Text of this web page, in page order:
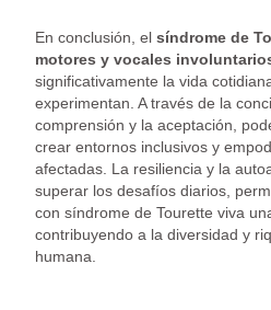
En conclusión, elsíndrome de
motores y vocales
significativamente la vida
experimentan. A través de la
comprensión y la aceptación,
crear entornos inclusivos y
afectadas. La resiliencia y la
superar los desafíos diarios,
con síndrome de Tourette viva
contribuyendo a la diversidad y
humana.